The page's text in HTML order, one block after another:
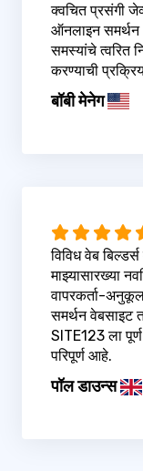
क्वचित प्रसंगी
ऑनलाइन समर्थन
समस्यांचे त्वरित
करण्याची
बॉबी मेनेग
विविध वेब
माझ्यासारख्या
वापरकर्ता-
समर्थन वेबसाइट
SITE123 ला
परिपूर्ण आहे.
पॉल डाउन्स